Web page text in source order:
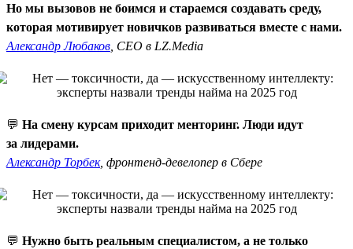
Но мы вызовов не боимся и стараемся создавать среду,
которая мотивирует новичков развиваться вместе с нами.
Александр Любаков , CEO в LZ.Media
💬 На смену курсам приходит менторинг. Люди идут
за лидерами.
Александр Торбек, фронтенд-девелопер в Сбере
💬 Нужно быть реальным специалистом, а не только